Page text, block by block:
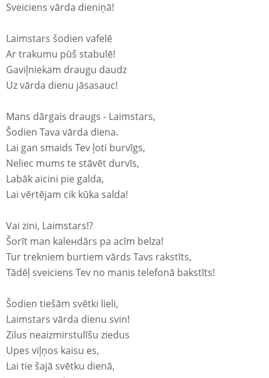
Sveiciens vārda dieniņā!
Laimstars šodien vafelē
Ar trakumu pūš stabulē!
Gaviļniekam draugu daudz
Uz vārda dienu jāsasauc!
Mans dārgais draugs - Laimstars,
Šodien Tava vārda diena.
Lai gan smaids Tev ļoti burvīgs,
Neliec mums te stāvēt durvīs,
Labāk aicini pie galda,
Lai vērtējam cik kūka salda!
Vai zini, Laimstars!?
Šorīt man kaleнdārs pa acīm belza!
Tur trekniem burtiem vārds Tavs rakstīts,
Tādēļ sveiciens Tev no manis telefonā bakstīts!
Šodien tiešām svētki lieli,
Laimstars vārda dienu svin!
Zilus neaizmirstulīšu ziedus
Upes viļņos kaisu es,
Lai tie šajā svētku dienā,